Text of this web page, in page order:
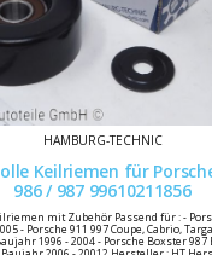
HAMBURG-TECHNIC
für Porsche 996 / 997 /
986 / 987 99610211856
mit Zubehör Passend für : -
- Porsche 911 997 Coupe, Cabrio,
1996 - 2004 - Porsche Boxster 987